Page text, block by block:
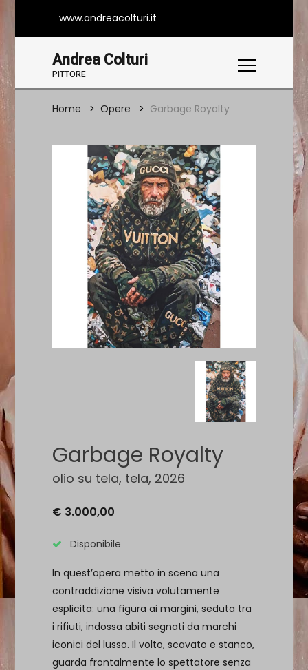
www.andreacolturi.it
Andrea Colturi
PITTORE
Home Opere Garbage Royalty
Garbage Royalty
olio su tela, tela, 2026
€ 3.000,00
Disponibile
In quest’opera metto in scena una
contraddizione visiva volutamente
esplicita: una figura ai margini, seduta tra
i rifiuti, indossa abiti segnati da marchi
iconici del lusso. Il volto, scavato e stanco,
guarda frontalmente lo spettatore senza